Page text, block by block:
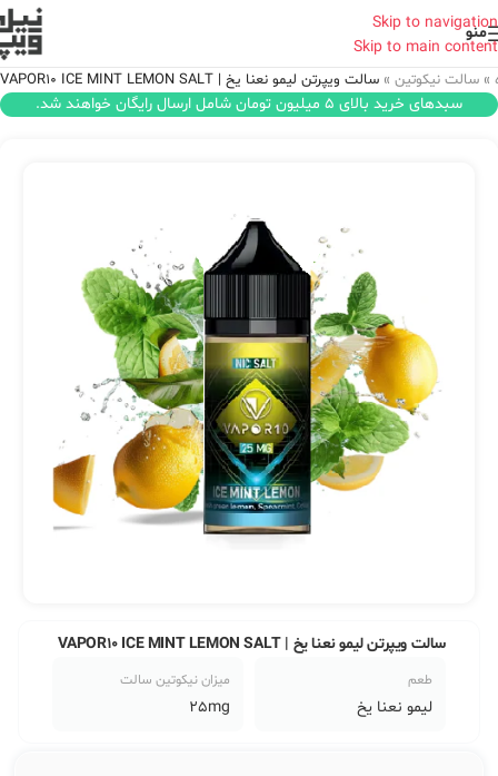
Skip to navigation
Skip to main content
منو
» سالت نیکوتین » سالت ویپرتن لیمو نعنا یخ | VAPOR10 ICE MINT LEMON SALT
سبدهای خرید بالای 5 میلیون تومان شامل ارسال رایگان خواهند شد.
سالت ویپرتن لیمو نعنا یخ | VAPOR10 ICE MINT LEMON SALT
طعم
لیمو نعنا یخ
میزان نیکوتین سالت
25mg